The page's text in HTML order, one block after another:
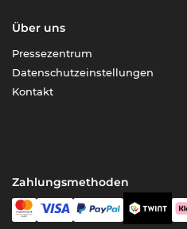
Über uns
Pressezentrum
Datenschutzeinstellungen
Kontakt
Zahlungsmethoden